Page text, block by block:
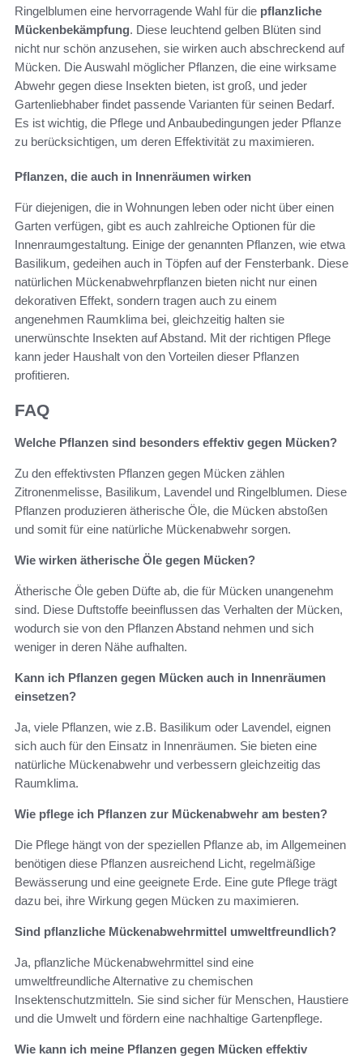
Ringelblumen eine hervorragende Wahl für die pflanzliche
Mückenbekämpfung. Diese leuchtend gelben Blüten sind
nicht nur schön anzusehen, sie wirken auch abschreckend auf
Mücken. Die Auswahl möglicher Pflanzen, die eine wirksame
Abwehr gegen diese Insekten bieten, ist groß, und jeder
Gartenliebhaber findet passende Varianten für seinen Bedarf.
Es ist wichtig, die Pflege und Anbaubedingungen jeder Pflanze
zu berücksichtigen, um deren Effektivität zu maximieren.
Pflanzen, die auch in Innenräumen wirken
Für diejenigen, die in Wohnungen leben oder nicht über einen
Garten verfügen, gibt es auch zahlreiche Optionen für die
Innenraumgestaltung. Einige der genannten Pflanzen, wie etwa
Basilikum, gedeihen auch in Töpfen auf der Fensterbank. Diese
natürlichen Mückenabwehrpflanzen bieten nicht nur einen
dekorativen Effekt, sondern tragen auch zu einem
angenehmen Raumklima bei, gleichzeitig halten sie
unerwünschte Insekten auf Abstand. Mit der richtigen Pflege
kann jeder Haushalt von den Vorteilen dieser Pflanzen
profitieren.
FAQ
Welche Pflanzen sind besonders effektiv gegen Mücken?
Zu den effektivsten Pflanzen gegen Mücken zählen
Zitronenmelisse, Basilikum, Lavendel und Ringelblumen. Diese
Pflanzen produzieren ätherische Öle, die Mücken abstoßen
und somit für eine natürliche Mückenabwehr sorgen.
Wie wirken ätherische Öle gegen Mücken?
Ätherische Öle geben Düfte ab, die für Mücken unangenehm
sind. Diese Duftstoffe beeinflussen das Verhalten der Mücken,
wodurch sie von den Pflanzen Abstand nehmen und sich
weniger in deren Nähe aufhalten.
Kann ich Pflanzen gegen Mücken auch in Innenräumen
einsetzen?
Ja, viele Pflanzen, wie z.B. Basilikum oder Lavendel, eignen
sich auch für den Einsatz in Innenräumen. Sie bieten eine
natürliche Mückenabwehr und verbessern gleichzeitig das
Raumklima.
Wie pflege ich Pflanzen zur Mückenabwehr am besten?
Die Pflege hängt von der speziellen Pflanze ab, im Allgemeinen
benötigen diese Pflanzen ausreichend Licht, regelmäßige
Bewässerung und eine geeignete Erde. Eine gute Pflege trägt
dazu bei, ihre Wirkung gegen Mücken zu maximieren.
Sind pflanzliche Mückenabwehrmittel umweltfreundlich?
Ja, pflanzliche Mückenabwehrmittel sind eine
umweltfreundliche Alternative zu chemischen
Insektenschutzmitteln. Sie sind sicher für Menschen, Haustiere
und die Umwelt und fördern eine nachhaltige Gartenpflege.
Wie kann ich meine Pflanzen gegen Mücken effektiv